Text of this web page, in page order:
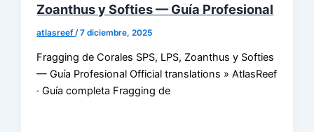
Zoanthus y Softies — Guía Profesional
atlasreef/7 diciembre, 2025
Fragging de Corales SPS, LPS, Zoanthus y Softies
— Guía Profesional Official translations » AtlasReef
· Guía completa Fragging de